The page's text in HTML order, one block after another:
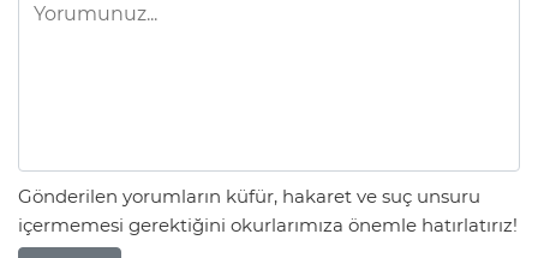
Gönderilen yorumların küfür, hakaret ve suç unsuru
içermemesi gerektiğini okurlarımıza önemle hatırlatırız!